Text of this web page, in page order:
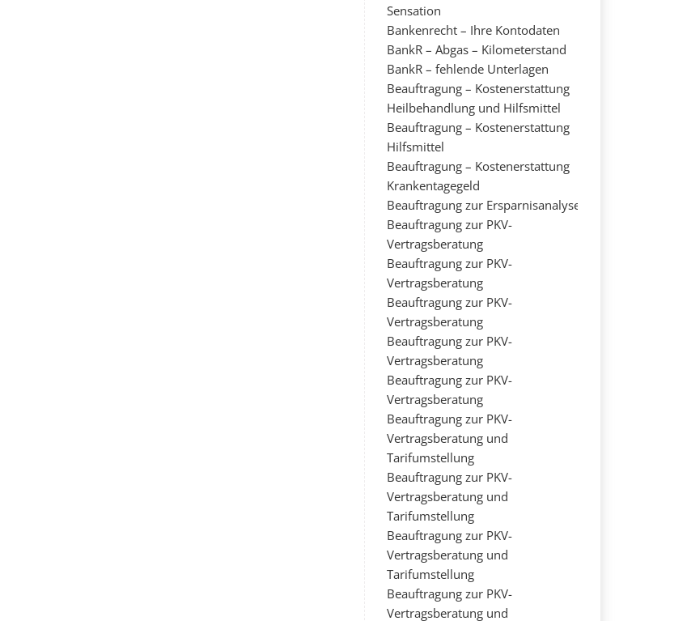
Sensation
Bankenrecht – Ihre Kontodaten
BankR – Abgas – Kilometerstand
BankR – fehlende Unterlagen
Beauftragung – Kostenerstattung
Heilbehandlung und Hilfsmittel
Beauftragung – Kostenerstattung
Hilfsmittel
Beauftragung – Kostenerstattung
Krankentagegeld
Beauftragung zur Ersparnisanalyse
Beauftragung zur PKV-
Vertragsberatung
Beauftragung zur PKV-
Vertragsberatung
Beauftragung zur PKV-
Vertragsberatung
Beauftragung zur PKV-
Vertragsberatung
Beauftragung zur PKV-
Vertragsberatung
Beauftragung zur PKV-
Vertragsberatung und
Tarifumstellung
Beauftragung zur PKV-
Vertragsberatung und
Tarifumstellung
Beauftragung zur PKV-
Vertragsberatung und
Tarifumstellung
Beauftragung zur PKV-
Vertragsberatung und